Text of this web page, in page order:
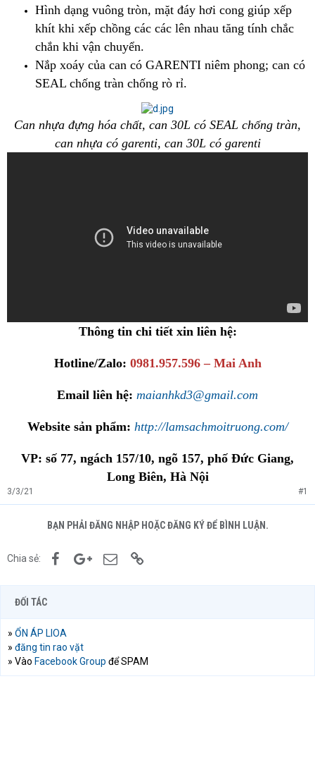
Hình dạng vuông tròn, mặt đáy hơi cong giúp xếp
khít khi xếp chồng các các lên nhau tăng tính chắc
chắn khi vận chuyển.
Nắp xoáy của can có GARENTI niêm phong; can có
SEAL chống tràn chống rò rỉ.
Can nhựa đựng hóa chất, can 30L có SEAL chống tràn,
can nhựa có garenti, can 30L có garenti
Thông tin chi tiết xin liên hệ:
Hotline/Zalo: 0981.957.596 – Mai Anh
Email liên hệ: maianhkd3@gmail.com
Website sản phẩm: http://lamsachmoitruong.com/
VP: số 77, ngách 157/10, ngõ 157, phố Đức Giang,
Long Biên, Hà Nội
3/3/21 #1
BẠN PHẢI ĐĂNG NHẬP HOẶC ĐĂNG KÝ ĐỂ BÌNH LUẬN.
Chia sẻ: FacebookGoogle+Email
ĐỐI TÁC
» ỔN ÁP LIOA
» đăng tin rao vặt
» Vào Facebook Group để SPAM